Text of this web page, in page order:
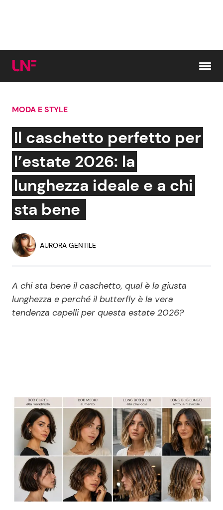
Cerca:
News e Cronaca
Attualità Italiana
Dal Mondo
Economia
Persone Scomparse
Politica
Gossip e TV
Bellezze VIP
Reality e Talent
Soap Opera
News Musica
News Spettacolo
Benessere
Casa
Cucina e Ricette
Consigli di Cucina
MODA E STYLE
Il caschetto perfetto per
l’estate 2026: la
lunghezza ideale e a chi
sta bene
AURORA GENTILE
A chi sta bene il caschetto, qual è la giusta
lunghezza e perché il butterfly è la vera
tendenza capelli per questa estate 2026?